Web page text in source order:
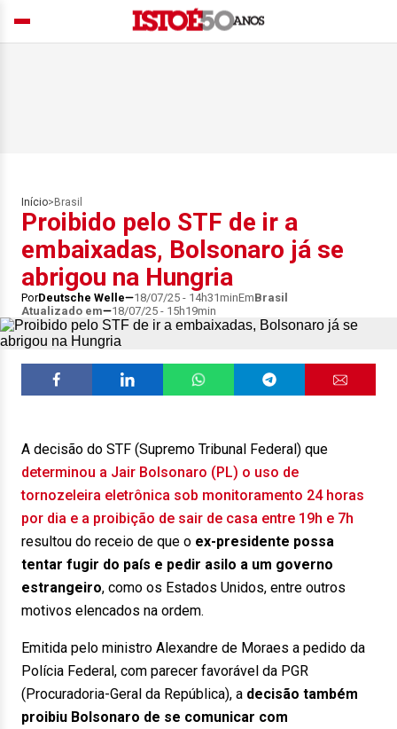
Início> Brasil
Proibido pelo STF de ir a
embaixadas, Bolsonaro já se
abrigou na Hungria
PorDeutsche Welle 18/07/25 - 14h31minEmBrasil
Atualizado em
18/07/25 - 15h19min
A decisão do STF (Supremo Tribunal Federal) que
determinou a Jair Bolsonaro (PL) o uso de
tornozeleira eletrônica sob monitoramento 24 horas
por dia e a proibição de sair de casa entre 19h e 7h
resultou do receio de que o ex-presidente possa
tentar fugir do país e pedir asilo a um governo
estrangeiro, como os Estados Unidos, entre outros
motivos elencados na ordem.
Emitida pelo ministro Alexandre de Moraes a pedido da
Polícia Federal, com parecer favorável da PGR
(Procuradoria-Geral da República), a decisão também
proibiu Bolsonaro de se comunicar com